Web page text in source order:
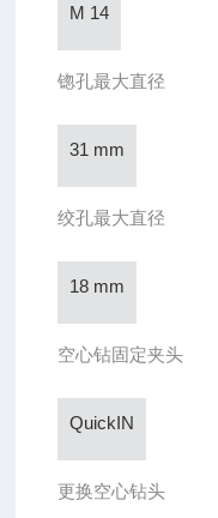
M 14
锪孔最大直径
31 mm
绞孔最大直径
18 mm
空心钻固定夹头
QuickIN
更换空心钻头